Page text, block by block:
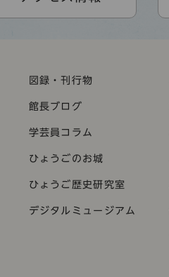
図録・刊行物
館長ブログ
学芸員コラム
ひょうごのお城
ひょうご歴史研究室
デジタルミュージアム